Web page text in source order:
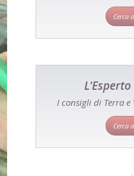
Cerca
I consigli di Terra
Cerca